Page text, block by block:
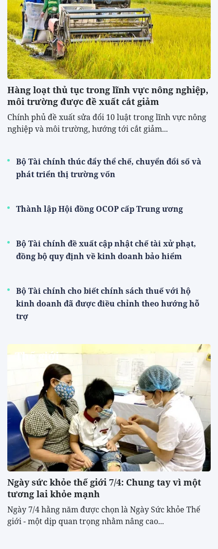
Hàng loạt thủ tục trong lĩnh vực nông nghiệp,
môi trường được đề xuất cắt giảm
Chính phủ đề xuất sửa đổi 10 luật trong lĩnh vực nông
nghiệp và môi trường, hướng tới cắt giảm...
Bộ Tài chính thúc đẩy thể chế, chuyển đổi số và
phát triển thị trường vốn
Thành lập Hội đồng OCOP cấp Trung ương
Bộ Tài chính đề xuất cập nhật chế tài xử phạt,
đồng bộ quy định về kinh doanh bảo hiểm
Bộ Tài chính cho biết chính sách thuế với hộ
kinh doanh đã được điều chỉnh theo hướng hỗ
trợ
Thế giới
Ngày sức khỏe thế giới 7/4: Chung tay vì một
tương lai khỏe mạnh
Ngày 7/4 hằng năm được chọn là Ngày Sức khỏe Thế
giới - một dịp quan trọng nhằm nâng cao...